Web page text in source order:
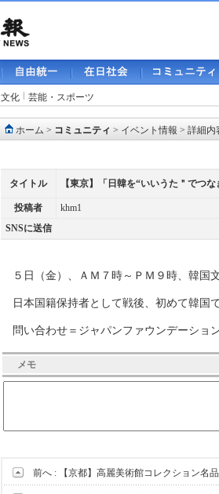
文化 芸能・スポーツ
ホーム > コミュニティ > イベント情報 > 詳細内
タイトル 【東京】「日韓を“いいうた＂で
投稿者
khm1
SNSに送信
５日（金）、ＡＭ７時～ＰＭ９時、韓国
日本国籍保持者として戦後、初めて韓国
問い合わせ＝ジャパンファウンデーシ
メモ
前へ : 【京都】高麗美術館コレクション名